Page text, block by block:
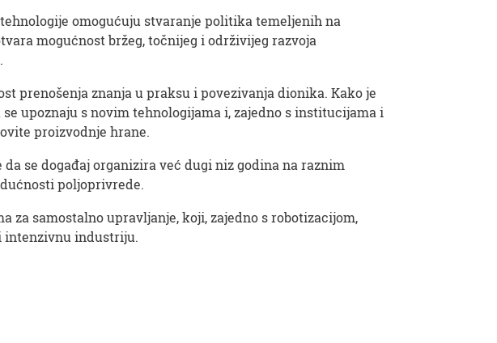
omogućuju stvaranje politika temeljenih na
mogućnost bržeg, točnijeg i održivijeg razvoja
prenošenja znanja u praksu i povezivanja dionika. Kako je
upoznaju s novim tehnologijama i, zajedno s institucijama i
proizvodnje hrane.
se događaj organizira već dugi niz godina na raznim
poljoprivrede.
za samostalno upravljanje, koji, zajedno s robotizacijom,
intenzivnu industriju.